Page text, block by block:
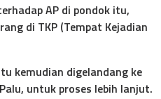
AP di pondok itu,
di TKP (Tempat Kejadian
kemudian digelandang ke
untuk proses lebih lanjut.